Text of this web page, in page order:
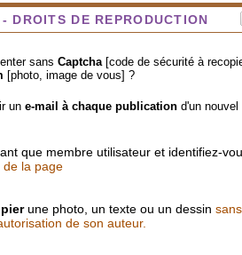
DROITS DE REPRODUCTION
sans Captcha [code de sécurité à
[photo, image de vous] ?
un e-mail à chaque publication d'un nouvel
que membre utilisateur et identifiez-
de la page
une photo, un texte ou un dessin sans
de son auteur.